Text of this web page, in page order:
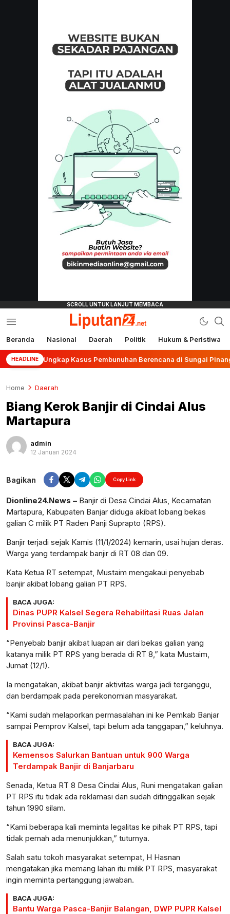
liputan24.net
Beranda Nasional Daerah Politik Hukum & Peristiwa
HEADLINE
Ungkap Kasus Pembunuhan Berencana di Sungai Pinang
Home Daerah
Biang Kerok Banjir di Cindai Alus
Martapura
admin
12 Januari 2024
Bagikan Copy Link
Dionline24.News – Banjir di Desa Cindai Alus, Kecamatan
Martapura, Kabupaten Banjar diduga akibat lobang bekas
galian C milik PT Raden Panji Suprapto (RPS).
Banjir terjadi sejak Kamis (11/1/2024) kemarin, usai hujan deras.
Warga yang terdampak banjir di RT 08 dan 09.
Kata Ketua RT setempat, Mustaim mengakaui penyebab
banjir akibat lobang galian PT RPS.
BACA JUGA:
Dinas PUPR Kalsel Segera Rehabilitasi Ruas Jalan
Provinsi Pasca-Banjir
“Penyebab banjir akibat luapan air dari bekas galian yang
katanya milik PT RPS yang berada di RT 8,” kata Mustaim,
Jumat (12/1).
Ia mengatakan, akibat banjir aktivitas warga jadi terganggu,
dan berdampak pada perekonomian masyarakat.
“Kami sudah melaporkan permasalahan ini ke Pemkab Banjar
sampai Pemprov Kalsel, tapi belum ada tanggapan,” keluhnya.
BACA JUGA:
Kemensos Salurkan Bantuan untuk 900 Warga
Terdampak Banjir di Banjarbaru
Senada, Ketua RT 8 Desa Cindai Alus, Runi mengatakan galian
PT RPS itu tidak ada reklamasi dan sudah ditinggalkan sejak
tahun 1990 silam.
“Kami beberapa kali meminta legalitas ke pihak PT RPS, tapi
tidak pernah ada menunjukkan,” tuturnya.
Salah satu tokoh masyarakat setempat, H Hasnan
mengatakan jika memang lahan itu milik PT RPS, masyarakat
ingin meminta pertanggung jawaban.
BACA JUGA:
Bantu Warga Pasca-Banjir Balangan, DWP PUPR Kalsel